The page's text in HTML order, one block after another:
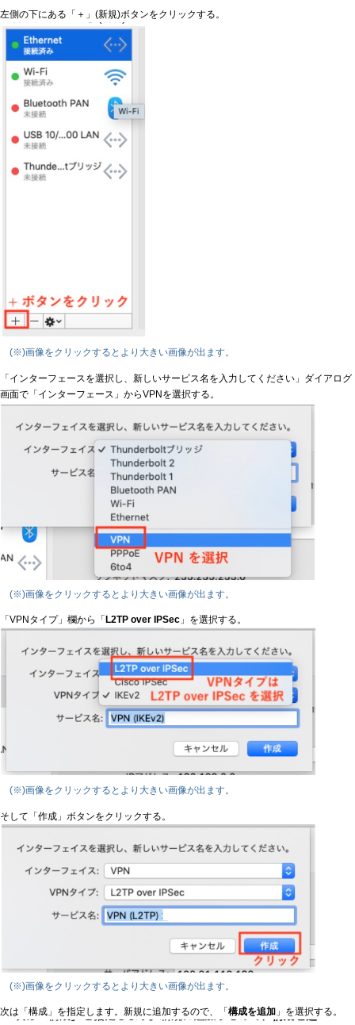
左側の下にある「＋」(新規)ボタンをクリックする。
(※)画像をクリックするとより大きい画像が出ます。
「インターフェースを選択し、新しいサービス名を入力してください」ダイアログ
画面で「インターフェース」からVPNを選択する。
(※)画像をクリックするとより大きい画像が出ます。
「VPNタイプ」欄から「 L2TP over IPSec 」を選択する。
(※)画像をクリックするとより大きい画像が出ます。
そして「作成」ボタンをクリックする。
(※)画像をクリックするとより大きい画像が出ます。
次は「構成」を指定します。新規に追加するので、「 構成を追加 」を選択する。